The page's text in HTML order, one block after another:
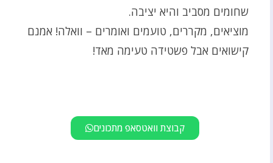
שחומים מסביב והיא יציבה.
מוציאים, מקררים, טועמים ואומרים – וואלה! אמנם
קישואים אבל פשטידה טעימה מאד!
קבוצת וואטסאפ מתכונים